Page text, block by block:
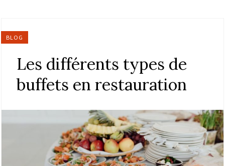
BLOG
Les différents types de
buffets en restauration